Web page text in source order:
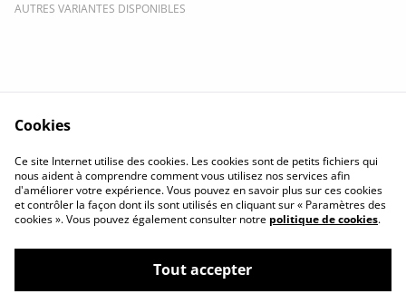
AUTRES VARIANTES DISPONIBLES
Politique de
confidentialité
Conditions
générales
Cookies
Me contacter
Retrouvez moi ICI
Cookies
Ce site Internet utilise des cookies. Les cookies sont de petits fichiers qui
nous aident à comprendre comment vous utilisez nos services afin
d'améliorer votre expérience. Vous pouvez en savoir plus sur ces cookies
et contrôler la façon dont ils sont utilisés en cliquant sur « Paramètres des
cookies ». Vous pouvez également consulter notre politique de cookies.
Tout accepter